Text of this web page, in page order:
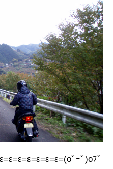
ﾟｰﾟ)oﾌﾞ